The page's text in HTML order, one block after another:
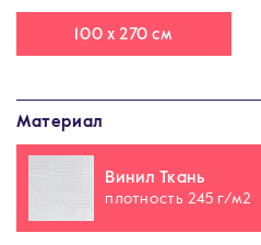
100 x 270 см
Материал
Винил Ткань
плотность 245 г/м2